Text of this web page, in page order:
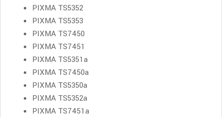
PIXMA TS5352
PIXMA TS5353
PIXMA TS7450
PIXMA TS7451
PIXMA TS5351a
PIXMA TS7450a
PIXMA TS5350a
PIXMA TS5352a
PIXMA TS7451a